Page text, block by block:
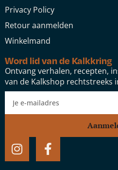
Privacy Policy
Retour aanmelden
Winkelmand
Word lid van de Kalkkring
Ontvang verhalen, recepten,
van de Kalkshop rechtstreeks